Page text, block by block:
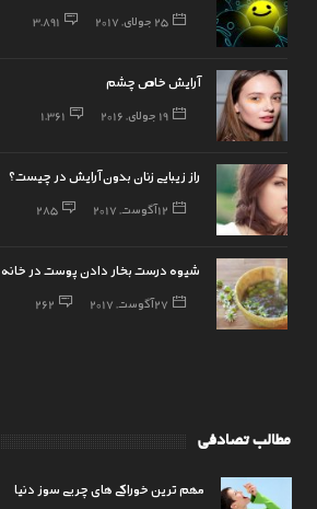
25 جولای, 2017 3,891
آرایش خاص چشم
19 جولای, 2016 1,361
راز زیبایی زنان بدون آرایش در چیست؟
12 آگوست, 2017 285
شیوه درست بخار دادن پوست در خانه
27 آگوست, 2017 262
مطالب تصادفی
مهم ترین خوراکی های چربی سوز دنیا